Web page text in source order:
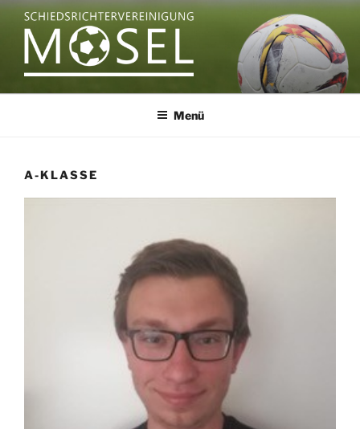
Zum
Inhalt
springen
Menü
A-KLASSE